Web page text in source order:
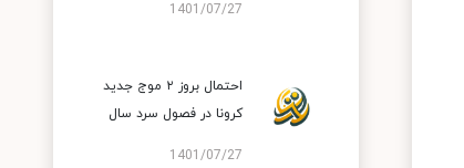
1401/07/27
احتمال بروز ۲ موج جدید
کرونا در فصول سرد سال
1401/07/27